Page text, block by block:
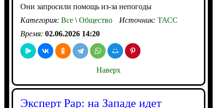
Они запросили помощь из-за непогоды
Категория: Все\Общество Источник: ТАСС
Время: 02.06.2026 14:20
Наверх
Эксперт Рар: на Западе идет